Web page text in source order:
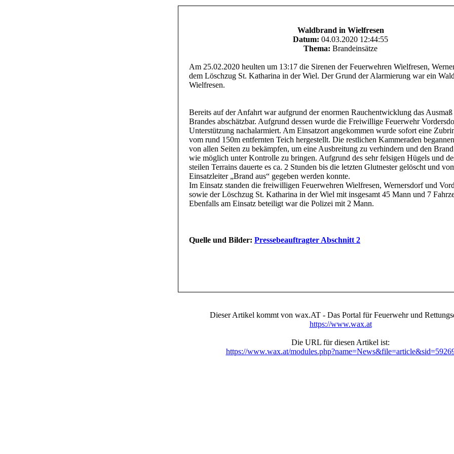
Waldbrand in Wielfresen
Datum: 04.03.2020 12:44:55
Thema: Brandeinsätze
Am 25.02.2020 heulten um 13:17 die Sirenen der Feuerwehren Wielfresen,
dem Löschzug St. Katharina in der Wiel. Der Grund der Alarmierung war ein
Wielfresen.
Bereits auf der Anfahrt war aufgrund der enormen Rauchentwicklung das Ausmaß
Brandes abschätzbar. Aufgrund dessen wurde die Freiwillige Feuerwehr
Unterstützung nachalarmiert. Am Einsatzort angekommen wurde sofort eine
vom rund 150m entfernten Teich hergestellt. Die restlichen Kammeraden
von allen Seiten zu bekämpfen, um eine Ausbreitung zu verhindern und den
wie möglich unter Kontrolle zu bringen. Aufgrund des sehr felsigen Hügels und
steilen Terrains dauerte es ca. 2 Stunden bis die letzten Glutnester gelöscht und
Einsatzleiter „Brand aus“ gegeben werden konnte.
Im Einsatz standen die freiwilligen Feuerwehren Wielfresen, Wernersdorf und
sowie der Löschzug St. Katharina in der Wiel mit insgesamt 45 Mann und 7
Ebenfalls am Einsatz beteiligt war die Polizei mit 2 Mann.
Quelle und Bilder: Pressebeauftragter Abschnitt 2
Dieser Artikel kommt von wax.AT - Das Portal für Feuerwehr und
https://www.wax.at
Die URL für diesen Artikel ist:
https://www.wax.at/